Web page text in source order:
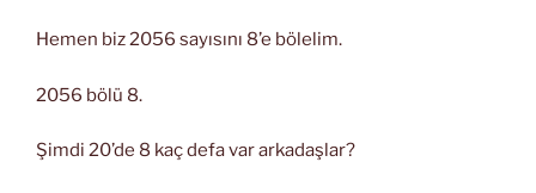
Hemen biz 2056 sayısını 8’e bölelim.
2056 bölü 8.
Şimdi 20’de 8 kaç defa var arkadaşlar?